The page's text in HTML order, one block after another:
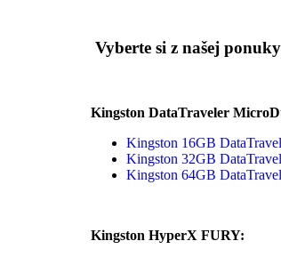
Vyberte si z našej
Kingston DataTraveler
Kingston 16GB
Kingston 32GB
Kingston 64GB
Kingston HyperX FURY: